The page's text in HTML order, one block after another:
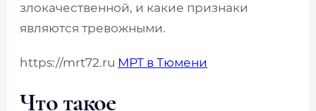
злокачественной, и какие признаки
являются тревожными.
https://mrt72.ru МРТ в Тюмени
Что такое